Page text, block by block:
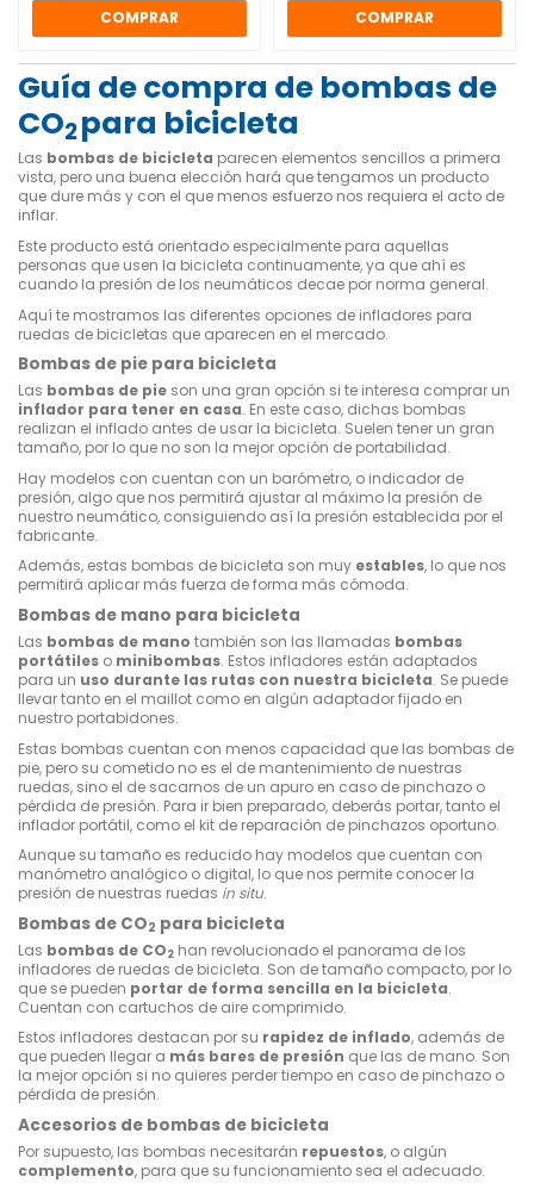
COMPRAR COMPRAR
Guía de compra de bombas de
CO2para bicicleta
Las bombas de bicicleta parecen elementos sencillos a primera
vista, pero una buena elección hará que tengamos un producto
que dure más y con el que menos esfuerzo nos requiera el acto de
inflar.
Este producto está orientado especialmente para aquellas
personas que usen la bicicleta continuamente, ya que ahí es
cuando la presión de los neumáticos decae por norma general.
Aquí te mostramos las diferentes opciones de infladores para
ruedas de bicicletas que aparecen en el mercado.
Bombas de pie para bicicleta
Las bombas de pie son una gran opción si te interesa comprar un
inflador para tener en casa. En este caso, dichas bombas
realizan el inflado antes de usar la bicicleta. Suelen tener un gran
tamaño, por lo que no son la mejor opción de portabilidad.
Hay modelos con cuentan con un barómetro, o indicador de
presión, algo que nos permitirá ajustar al máximo la presión de
nuestro neumático, consiguiendo así la presión establecida por el
fabricante.
Además, estas bombas de bicicleta son muy estables, lo que nos
permitirá aplicar más fuerza de forma más cómoda.
Bombas de mano para bicicleta
Las bombas de mano también son las llamadas bombas
portátiles o minibombas. Estos infladores están adaptados
para un uso durante las rutas con nuestra bicicleta. Se puede
llevar tanto en el maillot como en algún adaptador fijado en
nuestro portabidones.
Estas bombas cuentan con menos capacidad que las bombas de
pie, pero su cometido no es el de mantenimiento de nuestras
ruedas, sino el de sacarnos de un apuro en caso de pinchazo o
pérdida de presión. Para ir bien preparado, deberás portar, tanto el
inflador portátil, como el kit de reparación de pinchazos oportuno.
Aunque su tamaño es reducido hay modelos que cuentan con
manómetro analógico o digital, lo que nos permite conocer la
presión de nuestras ruedas in situ.
Bombas de CO2 para bicicleta
Las bombas de CO2 han revolucionado el panorama de los
infladores de ruedas de bicicleta. Son de tamaño compacto, por lo
que se pueden portar de forma sencilla en la bicicleta.
Cuentan con cartuchos de aire comprimido.
Estos infladores destacan por su rapidez de inflado, además de
que pueden llegar a más bares de presión que las de mano. Son
la mejor opción si no quieres perder tiempo en caso de pinchazo o
pérdida de presión.
Accesorios de bombas de bicicleta
Por supuesto, las bombas necesitarán repuestos, o algún
complemento, para que su funcionamiento sea el adecuado.